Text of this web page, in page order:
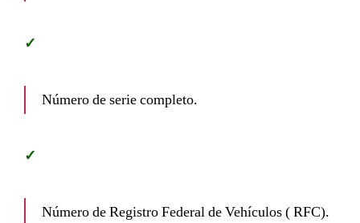
Número de serie completo.
Número de Registro Federal de Vehículos ( RFC).